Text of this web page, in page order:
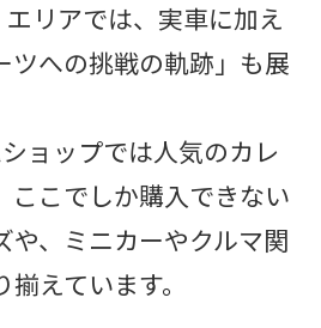
エリアでは、実車に加え
ツへの挑戦の軌跡」も展
ョップでは人気のカレ
ここでしか購入できない
や、ミニカーやクルマ関
えています。